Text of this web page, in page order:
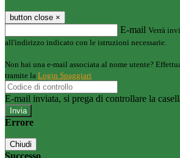
button close ×
E-mail Verrà
all'indirizzo indicato con le istruzioni necessarie.
Non hai una e-mail associata al nome utente?
tramite la Login Spaggiari
E-mail inviata, si prega di controllare la
Errore
Chiudi